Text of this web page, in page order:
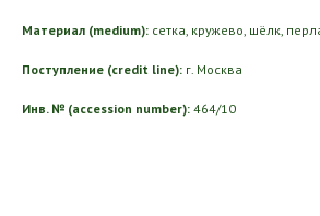
Материал (medium): сетка, кружево, шёлк,
Поступление (credit line): г. Москва
Инв. № (accession number): 464/10